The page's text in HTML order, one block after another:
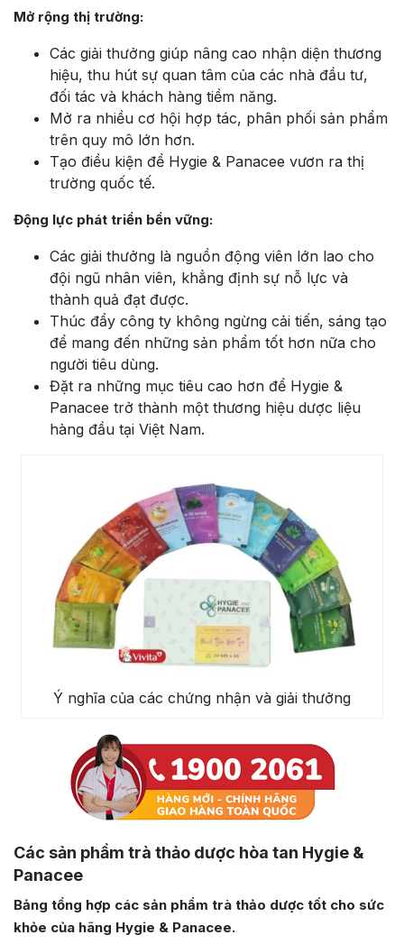
Mở rộng thị trường:
Các giải thưởng giúp nâng cao nhận diện thương
hiệu, thu hút sự quan tâm của các nhà đầu tư,
đối tác và khách hàng tiềm năng.
Mở ra nhiều cơ hội hợp tác, phân phối sản phẩm
trên quy mô lớn hơn.
Tạo điều kiện để Hygie & Panacee vươn ra thị
trường quốc tế.
Động lực phát triển bền vững:
Các giải thưởng là nguồn động viên lớn lao cho
đội ngũ nhân viên, khẳng định sự nỗ lực và
thành quả đạt được.
Thúc đẩy công ty không ngừng cải tiến, sáng tạo
để mang đến những sản phẩm tốt hơn nữa cho
người tiêu dùng.
Đặt ra những mục tiêu cao hơn để Hygie &
Panacee trở thành một thương hiệu dược liệu
hàng đầu tại Việt Nam.
Ý nghĩa của các chứng nhận và giải thưởng
Các sản phẩm trà thảo dược hòa tan Hygie &
Panacee
Bảng tổng hợp các sản phẩm trà thảo dược tốt cho sức
khỏe của hãng Hygie & Panacee.